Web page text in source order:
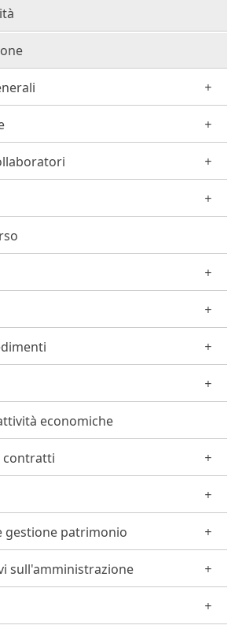
economiche
contratti
gestione patrimonio
sull'amministrazione